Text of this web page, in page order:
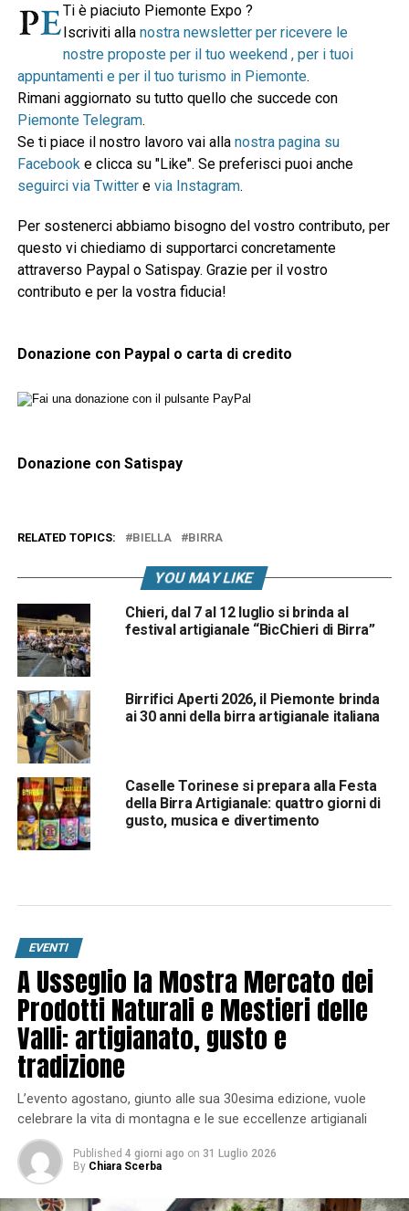
Ti è piaciuto Piemonte Expo ?
Iscriviti alla nostra newsletter per ricevere le
nostre proposte per il tuo weekend , per i tuoi
appuntamenti e per il tuo turismo in Piemonte.
Rimani aggiornato su tutto quello che succede con
Piemonte Telegram.
Se ti piace il nostro lavoro vai alla nostra pagina su
Facebook e clicca su "Like". Se preferisci puoi anche
seguirci via Twittere via Instagram.
Per sostenerci abbiamo bisogno del vostro contributo, per
questo vi chiediamo di supportarci concretamente
attraverso Paypal o Satispay. Grazie per il vostro
contributo e per la vostra fiducia!
Donazione con Paypal o carta di credito
Donazione con Satispay
RELATED TOPICS: BIELLA BIRRA
YOU MAY LIKE
Chieri, dal 7 al 12 luglio si brinda al
festival artigianale “BicChieri di Birra”
Birrifici Aperti 2026, il Piemonte brinda
ai 30 anni della birra artigianale italiana
Caselle Torinese si prepara alla Festa
della Birra Artigianale: quattro giorni di
gusto, musica e divertimento
EVENTI
A Usseglio la Mostra Mercato dei
Prodotti Naturali e Mestieri delle
Valli: artigianato, gusto e
tradizione
L’evento agostano, giunto alle sua 30esima edizione, vuole
celebrare la vita di montagna e le sue eccellenze artigianali
Published 4 giorni ago on 31 Luglio 2026
By Chiara Scerba